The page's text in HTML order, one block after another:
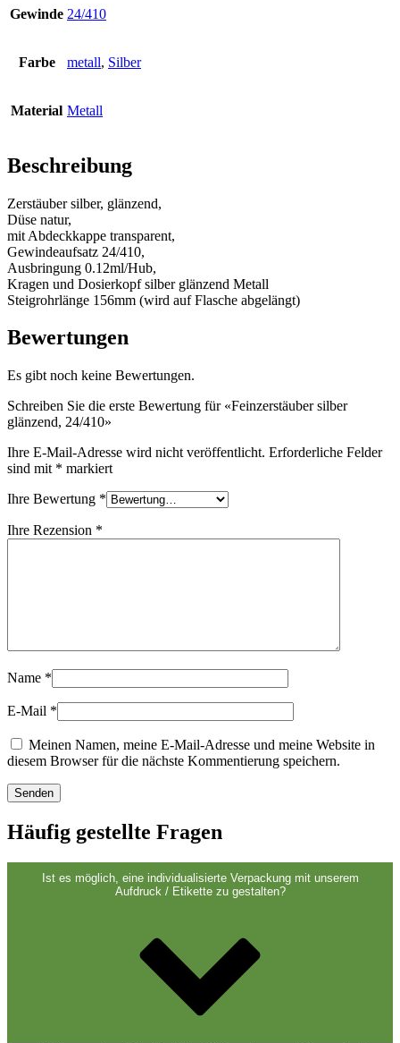
Feinzerstäuber
Flaschen
Hotfill Flaschen
Kanister(21)
Kosmetik
Lebensmittel(483)
Sprüher
Tanks
Verschlüsse(173)
Weinflaschen und Sektflaschen
Gewinde 24/410
Farbe metall, Silber
Material Metall
Beschreibung
Zerstäuber silber, glänzend,
Düse natur,
mit Abdeckkappe transparent,
Gewindeaufsatz 24/410,
Ausbringung 0.12ml/Hub,
Kragen und Dosierkopf silber glänzend Metall
Steigrohrlänge 156mm (wird auf Flasche abgelängt)
Bewertungen
Es gibt noch keine Bewertungen.
Schreiben Sie die erste Bewertung für «Feinzerstäuber silber
glänzend, 24/410»
Ihre E-Mail-Adresse wird nicht veröffentlicht. Erforderliche Felder
sind mit * markiert
Ihre Bewertung *
Ihre Rezension *
Name *
E-Mail *
Meinen Namen, meine E-Mail-Adresse und meine Website in
diesem Browser für die nächste Kommentierung speichern.
Häufig gestellte Fragen
Ist es möglich, eine individualisierte Verpackung mit unserem
Aufdruck / Etikette zu gestalten?